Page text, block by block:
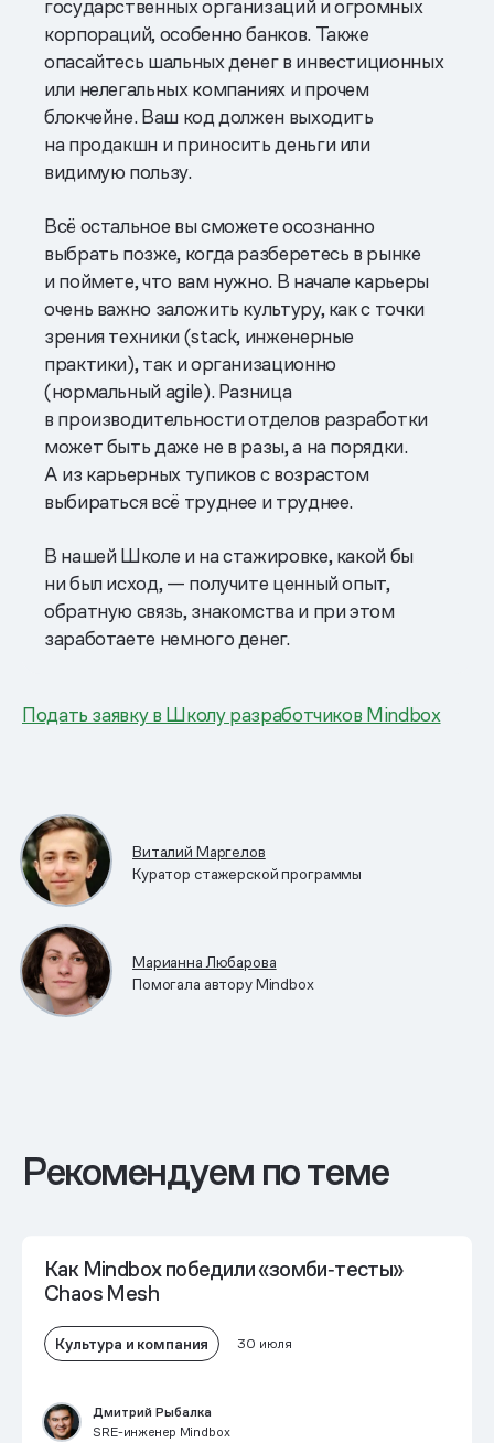
государственных организаций и огромных
корпораций, особенно банков. Также
опасайтесь шальных денег в инвестиционных
или нелегальных компаниях и прочем
блокчейне. Ваш код должен выходить
на продакшн и приносить деньги или
видимую пользу.
Всё остальное вы сможете осознанно
выбрать позже, когда разберетесь в рынке
и поймете, что вам нужно. В начале карьеры
очень важно заложить культуру, как с точки
зрения техники (stack, инженерные
практики), так и организационно
(нормальный agile). Разница
в производительности отделов разработки
может быть даже не в разы, а на порядки.
А из карьерных тупиков с возрастом
выбираться всё труднее и труднее.
В нашей Школе и на стажировке, какой бы
ни был исход, — получите ценный опыт,
обратную связь, знакомства и при этом
заработаете немного денег.
Подать заявку в Школу разработчиков Mindbox
Виталий Маргелов
Куратор стажерской программы
Марианна Любарова
Помогала автору Mindbox
Рекомендуем по теме
Как Mindbox победили «зомби‑тесты»
Chaos Mesh
Культура и компания 30 июля
Дмитрий Рыбалка
SRE-инженер Mindbox